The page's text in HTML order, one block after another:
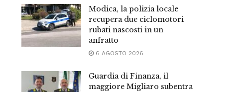
Modica, la polizia locale
recupera due ciclomotori
rubati nascosti in un
anfratto
6 AGOSTO 2026
Guardia di Finanza, il
maggiore Migliaro subentra